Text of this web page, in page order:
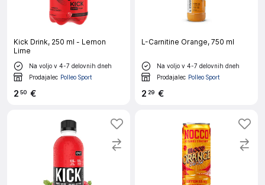
Kick Drink, 250 ml - Lemon
Lime
Na voljo v 4-7 delovnih dneh
Prodajalec Polleo Sport
2 50 €
L-Carnitine Orange, 750 ml
Na voljo v 4-7 delovnih dneh
Prodajalec Polleo Sport
2 29 €